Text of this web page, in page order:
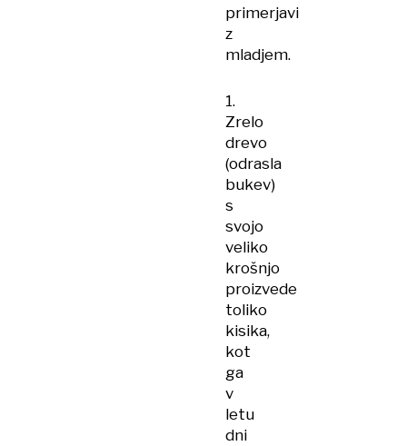
primerjavi
z
mladjem.
1.
Zrelo
drevo
(odrasla
bukev)
s
svojo
veliko
krošnjo
proizvede
toliko
kisika,
kot
ga
v
letu
dni